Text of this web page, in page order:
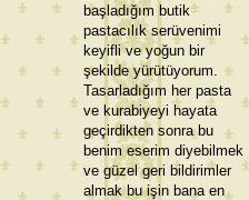
başladığım butik
pastacılık serüvenimi
keyifli ve yoğun bir
şekilde yürütüyorum.
Tasarladığım her pasta
ve kurabiyeyi hayata
geçirdikten sonra bu
benim eserim diyebilmek
ve güzel geri bildirimler
almak bu işin bana en